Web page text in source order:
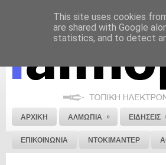
ΝΟΜΙΚΗ ΣΗΜΕΙΩΣΗ ΔΙΑΦΗΜΙΣΗ
ΑΡΧΙΚΗ ΑΛΜΩΠΙΑ » ΕΙΔΗΣΕΙΣ
ΕΠΙΚΟΙΝΩΝΙΑ ΝΤΟΚΙΜΑΝΤΕΡ
This site uses cookies
are shared with Google
statistics, and to detect